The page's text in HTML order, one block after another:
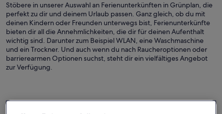
Stöbere in unserer Auswahl an Ferienunterkünften in Grünplan, die
perfekt zu dir und deinem Urlaub passen. Ganz gleich, ob du mit
deinen Kindern oder Freunden unterwegs bist, Ferienunterkünfte
bieten dir all die Annehmlichkeiten, die dir für deinen Aufenthalt
wichtig sind. Darunter zum Beispiel WLAN, eine Waschmaschine
und ein Trockner. Und auch wenn du nach Raucheroptionen oder
barrierearmen Optionen suchst, steht dir ein vielfältiges Angebot
zur Verfügung.